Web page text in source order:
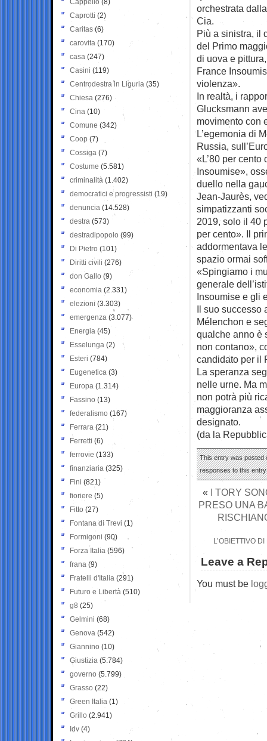
orchestrata
Cia.
Più a sinistra, il
del Primo
di uova e
France
violenza».
In realtà, i
Glucksmann
movimento con
L’egemonia di
Russia,
«L’80 per
Insoumise»,
duello nella
Jean-Jaurès,
simpatizzanti
2019, solo il 40
per cento». Il
addormentava
spazio ormai
«Spingiamo i
generale
Insoumise e gli
Il suo successo
Mélenchon e
qualche anno è
non contano»,
candidato per il
La speranza
nelle urne. Ma
non potrà più
maggioranza
designato.
(da la
This entry was posted
responses to this
« I TORY
PRESO UNA
L’OBIETTIVO
Leave a
You must be
Cappello (8)
Caprotti (2)
Caritas (6)
carovita (170)
casa (247)
Casini (119)
Centrodestra in Liguria (35)
Chiesa (276)
Cina (10)
Comune (342)
Coop (7)
Cossiga (7)
Costume (5.581)
criminalità (1.402)
democratici e progressisti (19)
denuncia (14.528)
destra (573)
destradipopolo (99)
Di Pietro (101)
Diritti civili (276)
don Gallo (9)
economia (2.331)
elezioni (3.303)
emergenza (3.077)
Energia (45)
Esselunga (2)
Esteri (784)
Eugenetica (3)
Europa (1.314)
Fassino (13)
federalismo (167)
Ferrara (21)
Ferretti (6)
ferrovie (133)
finanziaria (325)
Fini (821)
fioriere (5)
Fitto (27)
Fontana di Trevi (1)
Formigoni (90)
Forza Italia (596)
frana (9)
Fratelli d'Italia (291)
Futuro e Libertà (510)
g8 (25)
Gelmini (68)
Genova (542)
Giannino (10)
Giustizia (5.784)
governo (5.799)
Grasso (22)
Green Italia (1)
Grillo (2.941)
Idv (4)